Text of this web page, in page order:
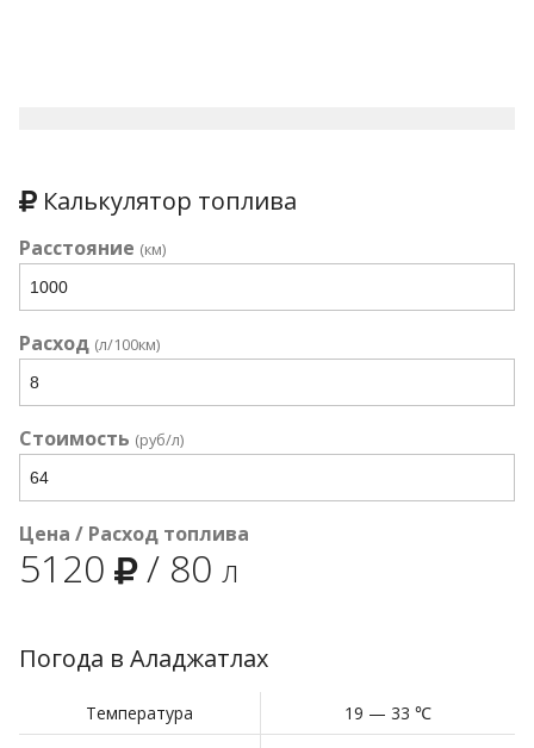
Калькулятор топлива
Расстояние (км)
Расход (л/100км)
Стоимость (руб/л)
Цена / Расход топлива
5120 / 80 л
Погода в Аладжатлах
Температура
19 — 33 ℃